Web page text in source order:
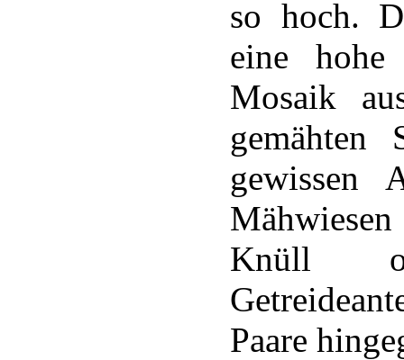
so hoch.
eine
Mosaik
gemähten
gewissen
Knüll
Paare